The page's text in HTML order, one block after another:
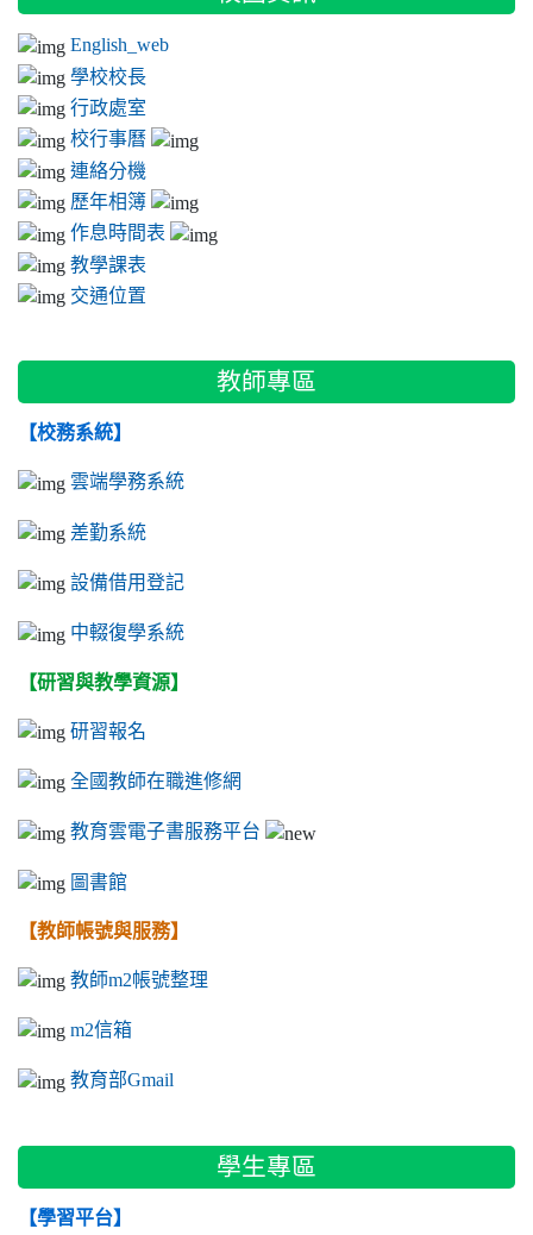
English_web
學校校長
行政處室
校行事曆
連絡分機
歷年相簿
作息時間表
教學課表
交通位置
教師專區
【校務系統】
雲端學務系統
差勤系統
設備借用登記
中輟復學系統
【研習與教學資源】
研習報名
全國教師在職進修網
教育雲電子書服務平台
圖書館
【教師帳號與服務】
教師m2帳號整理
m2信箱
教育部Gmail
學生專區
【學習平台】